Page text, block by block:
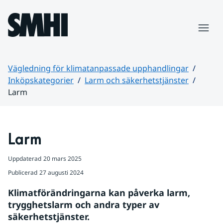
Hoppa till sidans innehåll
Vägledning för klimatanpassade upphandlingar
Inköpskategorier
Larm och säkerhetstjänster
Larm
Larm
Uppdaterad 20 mars 2025
Publicerad 27 augusti 2024
Klimatförändringarna kan påverka larm,
trygghetslarm och andra typer av
säkerhetstjänster.